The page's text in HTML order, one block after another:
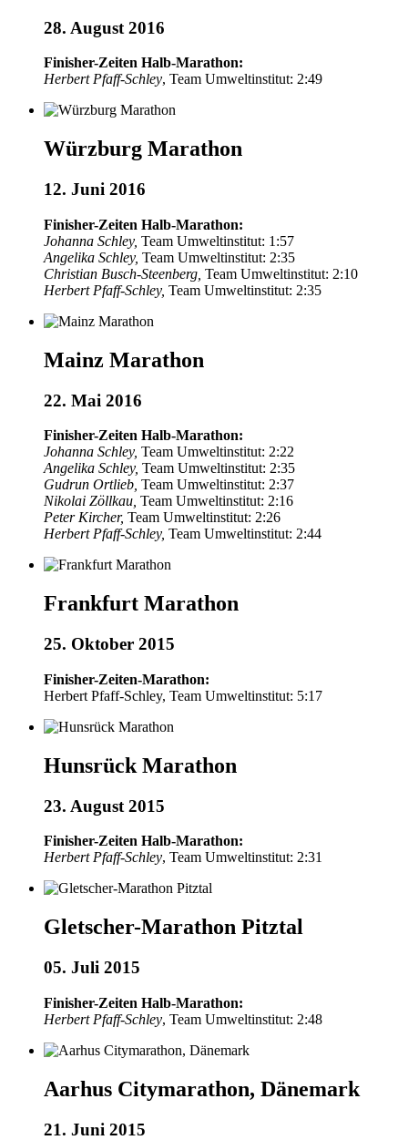
28. August 2016
Finisher-Zeiten Halb-Marathon:
Herbert Pfaff-Schley, Team Umweltinstitut: 2:49
Würzburg Marathon
12. Juni 2016
Finisher-Zeiten Halb-Marathon:
Johanna Schley, Team Umweltinstitut: 1:57
Angelika Schley, Team Umweltinstitut: 2:35
Christian Busch-Steenberg, Team Umweltinstitut: 2:10
Herbert Pfaff-Schley, Team Umweltinstitut: 2:35
Mainz Marathon
22. Mai 2016
Finisher-Zeiten Halb-Marathon:
Johanna Schley, Team Umweltinstitut: 2:22
Angelika Schley, Team Umweltinstitut: 2:35
Gudrun Ortlieb, Team Umweltinstitut: 2:37
Nikolai Zöllkau, Team Umweltinstitut: 2:16
Peter Kircher, Team Umweltinstitut: 2:26
Herbert Pfaff-Schley, Team Umweltinstitut: 2:44
Frankfurt Marathon
25. Oktober 2015
Finisher-Zeiten-Marathon:
Herbert Pfaff-Schley, Team Umweltinstitut: 5:17
Hunsrück Marathon
23. August 2015
Finisher-Zeiten Halb-Marathon:
Herbert Pfaff-Schley, Team Umweltinstitut: 2:31
Gletscher-Marathon Pitztal
05. Juli 2015
Finisher-Zeiten Halb-Marathon:
Herbert Pfaff-Schley, Team Umweltinstitut: 2:48
Aarhus Citymarathon, Dänemark
21. Juni 2015